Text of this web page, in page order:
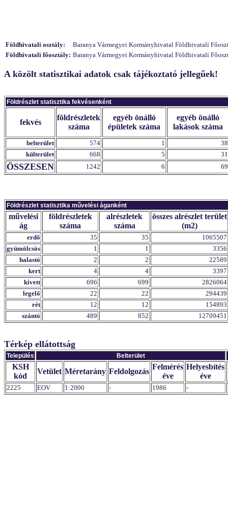
Földhivatali osztály:
Baranya Vármegyei Kormányhivatal Földhivatali
Földhivatali főosztály: Baranya Vármegyei Kormányhivatal Földhivatali
A közölt statisztikai adatok csak tájékoztató jellegűek!
Földrészlet statisztika fekvésenként
fekvés
földrészletek
száma
egyéb önálló
épületek száma
egyéb önálló
lakások száma
belterület 574 1
38
külterület
668 5 31
ÖSSZESEN 1242 6 69
Földrészlet statisztika művelési áganként
művelési
ág
földrészletek
száma
alrészletek
száma
összes alrészlet terület
(m2)
erdő 35 35
1065507
gyümölcsös
1 1
3356
halastó
2 2
22589
kert
4 4
3397
kivett
696 699
2826064
legelő
22 22
294439
rét
12 12
154893
szántó
489 852 12709451
Térkép ellátottság
Település Belterület
KSH
kód
Vetület Méretarány Feldolgozás
Felmérés
éve
Helyesbítés
éve
2225 EOV 1:2000 - 1986 -